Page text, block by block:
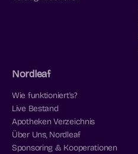
Nordleaf
Wie funktioniert's?
Live Bestand
Apotheken Verzeichnis
Über Uns, Nordleaf
Sponsoring & Kooperationen